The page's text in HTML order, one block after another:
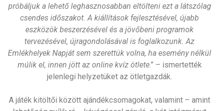
próbáljuk a lehető leghasznosabban eltölteni ezt a látszólag
csendes időszakot. A kiállítások fejlesztésével, újabb
eszközök beszerzésével és a jövőbeni programok
tervezésével, újragondolásával is foglalkozunk. Az
Emlékhelyek Napját sem szerettük volna, ha esemény nélkül
múlik el, innen jött az online kvíz ötlete.” – ismertették
jelenlegi helyzetüket az ötletgazdák.
A játék kitöltői között ajándékcsomagokat, valamint – amint